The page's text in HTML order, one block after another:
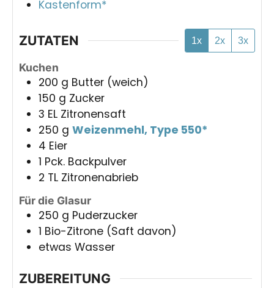
Kastenform*
ZUTATEN 1x 2x 3x
Kuchen
200 g Butter (weich)
150 g Zucker
3 EL Zitronensaft
250 g Weizenmehl, Type 550*
4 Eier
1 Pck. Backpulver
2 TL Zitronenabrieb
Für die Glasur
250 g Puderzucker
1 Bio-Zitrone (Saft davon)
etwas Wasser
ZUBEREITUNG